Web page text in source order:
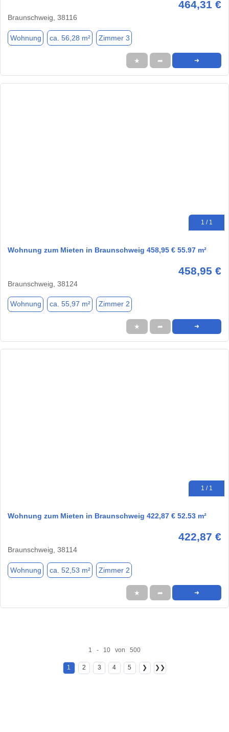
464,31 €
Braunschweig, 38116
Wohnung ca. 56,28 m² Zimmer 3
★ ➦ ➜
1 / 1
Wohnung zum Mieten in Braunschweig 458,95 € 55.97 m²
458,95 €
Braunschweig, 38124
Wohnung ca. 55,97 m² Zimmer 2
★ ➦ ➜
1 / 1
Wohnung zum Mieten in Braunschweig 422,87 € 52.53 m²
422,87 €
Braunschweig, 38114
Wohnung ca. 52,53 m² Zimmer 2
★ ➦ ➜
1 - 10 von 500
1 2 3 4 5 ❯ ❯❯